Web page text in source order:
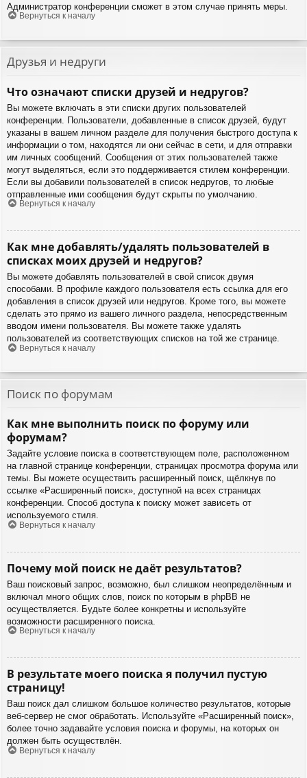
Администратор конференции сможет в этом случае принять меры.
Вернуться к началу
Друзья и недруги
Что означают списки друзей и недругов?
Вы можете включать в эти списки других пользователей
конференции. Пользователи, добавленные в список друзей, будут
указаны в вашем личном разделе для получения быстрого доступа к
информации о том, находятся ли они сейчас в сети, и для отправки
им личных сообщений. Сообщения от этих пользователей также
могут выделяться, если это поддерживается стилем конференции.
Если вы добавили пользователей в список недругов, то любые
отправленные ими сообщения будут скрыты по умолчанию.
Вернуться к началу
Как мне добавлять/удалять пользователей в
списках моих друзей и недругов?
Вы можете добавлять пользователей в свой список двумя
способами. В профиле каждого пользователя есть ссылка для его
добавления в список друзей или недругов. Кроме того, вы можете
сделать это прямо из вашего личного раздела, непосредственным
вводом имени пользователя. Вы можете также удалять
пользователей из соответствующих списков на той же странице.
Вернуться к началу
Поиск по форумам
Как мне выполнить поиск по форуму или
форумам?
Задайте условие поиска в соответствующем поле, расположенном
на главной странице конференции, страницах просмотра форума или
темы. Вы можете осуществить расширенный поиск, щёлкнув по
ссылке «Расширенный поиск», доступной на всех страницах
конференции. Способ доступа к поиску может зависеть от
используемого стиля.
Вернуться к началу
Почему мой поиск не даёт результатов?
Ваш поисковый запрос, возможно, был слишком неопределённым и
включал много общих слов, поиск по которым в phpBB не
осуществляется. Будьте более конкретны и используйте
возможности расширенного поиска.
Вернуться к началу
В результате моего поиска я получил пустую
страницу!
Ваш поиск дал слишком большое количество результатов, которые
веб-сервер не смог обработать. Используйте «Расширенный поиск»,
более точно задавайте условия поиска и форумы, на которых он
должен быть осуществлён.
Вернуться к началу